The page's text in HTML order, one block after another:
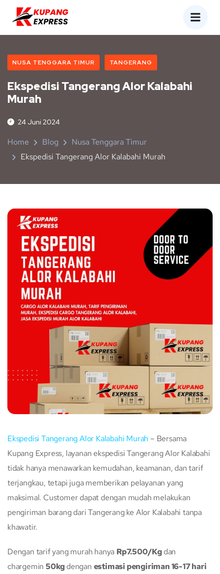
NUSA TENGGARA TIMUR TANGERANG
Ekspedisi Tangerang Alor Kalabahi
Murah
24 Juni 2024
Home Blog
Nusa Tenggara Timur
Ekspedisi Tangerang Alor Kalabahi Murah
Ekspedisi Tangerang Alor Kalabahi Murah – Bersama
Kupang Express, layanan ekspedisi Tangerang Alor Kalabahi
tidak hanya menawarkan kemudahan, keamanan, dan tarif
terjangkau, tetapi juga memberikan pelayanan yang
maksimal. Customer dapat dengan mudah melakukan
pengiriman barang dari Tangerang ke Alor Kalabahi tanpa
khawatir.
Dengan tarif yang murah hanya Rp7.500/Kgdan
chargemin50kgdengan estimasi pengiriman 16-17 hari